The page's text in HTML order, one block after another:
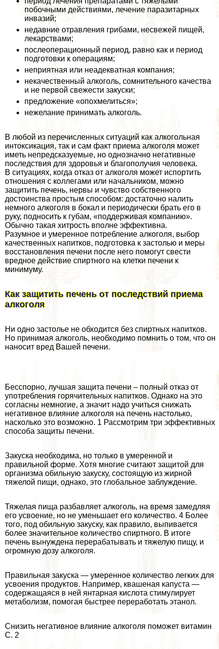
побочными действиями, лечение паразитарных
инвазий;
недавние отравления грибами, несвежей пищей,
лекарствами;
послеоперационный период, равно как и период
подготовки к операциям;
неприятная или неадекватная компания;
некачественный алкоголь, сомнительного качества
и не первой свежести закуски;
предложение «опохмелиться»;
нежелание принимать алкоголь.
В любой из перечисленных ситуаций как алкогольная
интоксикация, так и сам факт приема алкоголя может
иметь непредсказуемые, но однозначно негативные
последствия для здоровья и благополучия человека.
В ситуациях, когда отказ от алкоголя может испортить
отношения с коллегами или начальником, можно
защитить печень, нервы и чувство собственного
достоинства простым способом: достаточно налить
немного алкоголя в бокал и периодически брать его в
руку, подносить к губам, «поддерживая компанию».
Обычно такая хитрость вполне эффективна.
Разумное и умеренное потрeбление алкоголя, выбор
качественных напитков, подготовка к застолью и меры
восстановления печени после него помогут свести
вредное действие спиртного на клетки печени к
минимуму.
Как защитить печень от последствий приема
алкоголя
Ни одно застолье не обходится без спиртных напитков.
Но принимая алкоголь, необходимо помнить о том, что он
наносит вред Вашей печени.
Бесспopно, лучшая защита печени – полный отказ от
употрeбления горячительных напитков. Однако на это
согласны немногие, а значит надо учиться снижать
негативное влияние алкоголя на печень настолько,
насколько это возможно. 1 Рассмотрим три эффективных
способа защиты печени.
Закуска необходима, но только в умеренной и
правильной форме. Хотя многие считают защитой для
организма обильную закуску, состоящую из жирной
тяжелой пищи, однако, это глобальное заблуждение.
Тяжелая пища разбавляет алкоголь, на время замедляя
его усвоение, но не уменьшает его количество. 4 Более
того, под обильную закуску, как правило, выпивается
более значительное количество спиртного. В итоге
печень вынуждена переpaбатывать и тяжелую пищу, и
огромную дозу алкоголя.
Правильная закуска — умеренное количество легких для
усвоения продуктов. Например, квашеная капуста —
содержащаяся в ней янтарная кислота стимулирует
метаболизм, помогая быстрее переработать этанол.
Снизить негативное влияние алкоголя поможет витамин
С. 2